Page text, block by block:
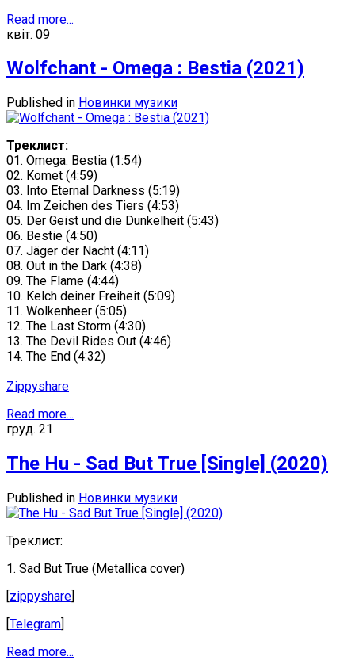
Read more...
квіт. 09
Wolfchant - Omega : Bestia (2021)
Published in Новинки музики
Треклист:
01. Omega: Bestia (1:54)
02. Komet (4:59)
03. Into Eternal Darkness (5:19)
04. Im Zeichen des Tiers (4:53)
05. Der Geist und die Dunkelheit (5:43)
06. Bestie (4:50)
07. Jäger der Nacht (4:11)
08. Out in the Dark (4:38)
09. The Flame (4:44)
10. Kelch deiner Freiheit (5:09)
11. Wolkenheer (5:05)
12. The Last Storm (4:30)
13. The Devil Rides Out (4:46)
14. The End (4:32)
Zippyshare
Read more...
груд. 21
The Hu - Sad But True [Single] (2020)
Published in Новинки музики
Треклист:
1. Sad But True (Metallica cover)
[zippyshare]
[Telegram]
Read more...